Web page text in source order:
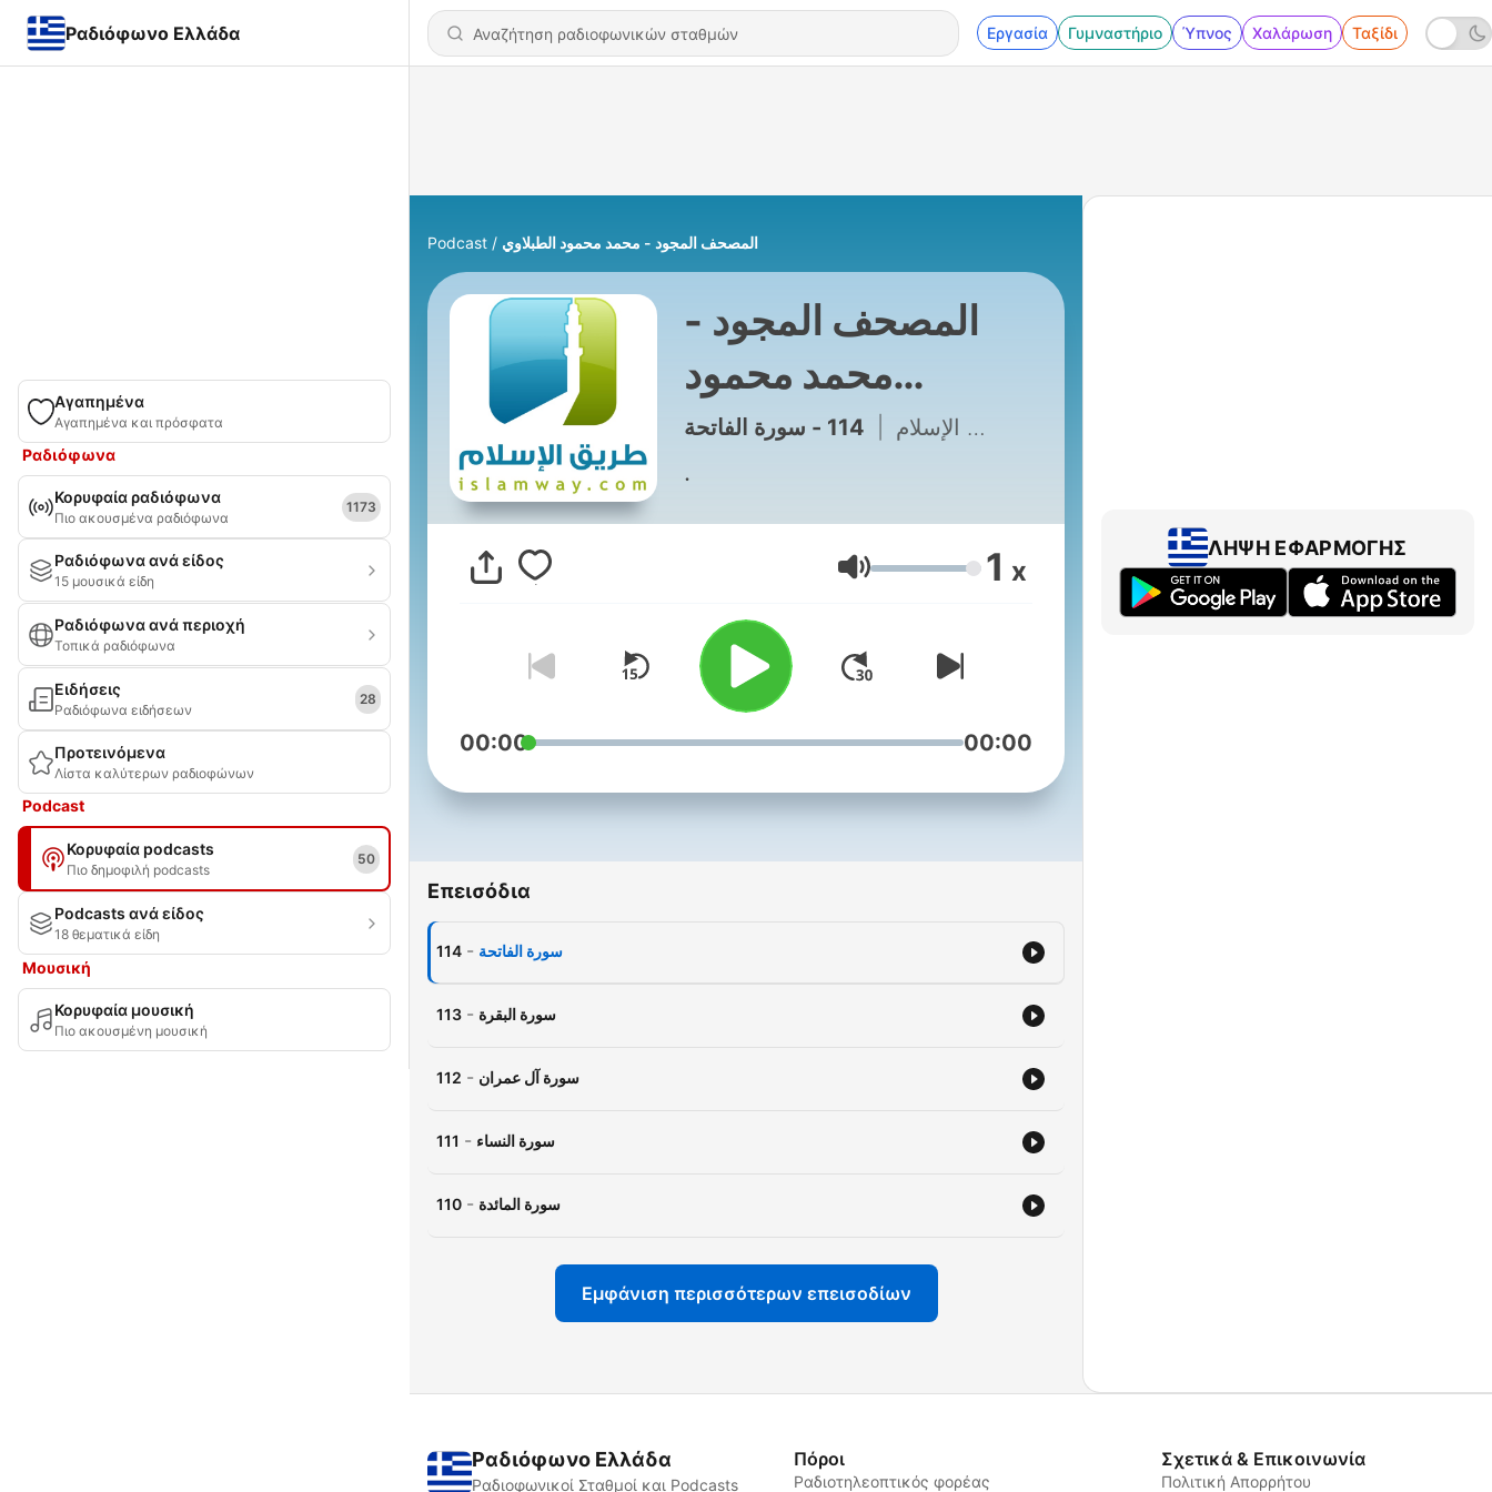
Ραδιόφωνο Ελλάδα Εργασία Γυμναστήριο Ύπνος Χαλάρωση Ταξίδι
Αγαπημένα
Αγαπημένα και πρόσφατα
Ραδιόφωνα
Κορυφαία ραδιόφωνα
Πιο ακουσμένα ραδιόφωνα
1173
Ραδιόφωνα ανά είδος
15 μουσικά είδη
Ραδιόφωνα ανά περιοχή
Τοπικά ραδιόφωνα
Ειδήσεις
Ραδιόφωνα ειδήσεων
28
Προτεινόμενα
Λίστα καλύτερων ραδιοφώνων
Podcast
Κορυφαία podcasts
Πιο δημοφιλή podcasts
50
Podcasts ανά είδος
18 θεματικά είδη
Μουσική
Κορυφαία μουσική
Πιο ακουσμένη μουσική
Podcast المصحف المجود - محمد محمود الطبلاوي
المصحف المجود -
محمد محمود
الطبلاوي
طريق الإسلام 114 - سورة الفاتحة
.
Ένταση 1 x
00:00 00:00
Επεισόδια
114 - سورة الفاتحة
113 - سورة البقرة
112 - سورة آل عمران
111 - سورة النساء
110 - سورة المائدة
Εμφάνιση περισσότερων επεισοδίων
ΛΉΨΗ ΕΦΑΡΜΟΓΉΣ
Ραδιόφωνο Ελλάδα
Ραδιοφωνικοί Σταθμοί και Podcasts
Πόροι
Ραδιοτηλεοπτικός φορέας
Σχετικά & Επικοινωνία
Πολιτική Απορρήτου